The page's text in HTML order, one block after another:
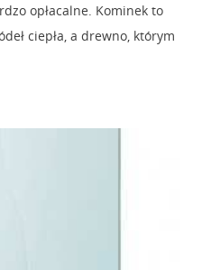
opłacalne. Kominek to
ciepła, a drewno, którym